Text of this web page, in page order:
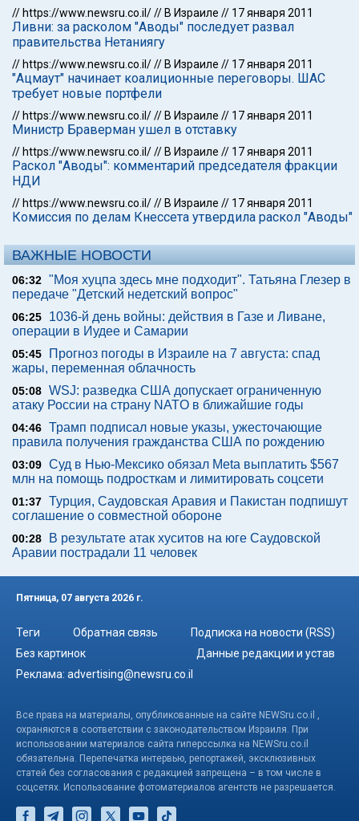
// https://www.newsru.co.il/// В Израиле // 17 января 2011
Ливни: за расколом "Аводы" последует развал
правительства Нетаниягу
// https://www.newsru.co.il/// В Израиле // 17 января 2011
"Ацмаут" начинает коалиционные переговоры. ШАС
требует новые портфели
// https://www.newsru.co.il/// В Израиле // 17 января 2011
Министр Браверман ушел в отставку
// https://www.newsru.co.il/// В Израиле // 17 января 2011
Раскол "Аводы": комментарий председателя фракции
НДИ
// https://www.newsru.co.il/// В Израиле // 17 января 2011
Комиссия по делам Кнессета утвердила раскол "Аводы"
ВАЖНЫЕ НОВОСТИ
06:32 "Моя хуцпа здесь мне подходит". Татьяна Глезер в
передаче "Детский недетский вопрос"
06:25
1036-й день войны: действия в Газе и Ливане,
операции в Иудее и Самарии
05:45
Прогноз погоды в Израиле на 7 августа: спад
жары, переменная облачность
05:08 WSJ: разведка США допускает ограниченную
атаку России на страну NATO в ближайшие годы
04:46 Трамп подписал новые указы, ужесточающие
правила получения гражданства США по рождению
03:09 Суд в Нью-Мексико обязал Meta выплатить $567
млн на помощь подросткам и лимитировать соцсети
01:37 Турция, Саудовская Аравия и Пакистан подпишут
соглашение о совместной обороне
00:28
В результате атак хуситов на юге Саудовской
Аравии пострадали 11 человек
Пятница, 07 августа 2026 г.
Теги Обратная связь
Подписка на новости (RSS)
Без картинок
Данные редакции и устав
Реклама: advertising@newsru.co.il
Все права на материалы, опубликованные на сайте NEWSru.co.il ,
охраняются в соответствии с законодательством Израиля. При
использовании материалов сайта гиперссылка на NEWSru.co.il
обязательна. Перепечатка интервью, репортажей, эксклюзивных
статей без согласования с редакцией запрещена – в том числе в
соцсетях. Использование фотоматериалов агентств не разрешается.